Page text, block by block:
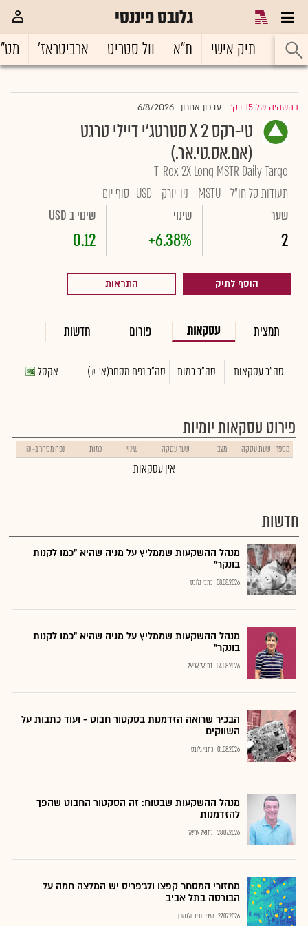
גלובס פיננסי
ראשי תיק אישי ת"א וול סטריט ארביטראז'
בהשהיה של 15 דק' |עדכון אחרון 6/8/2026
טי-רקס 2 X סטרטג'י דיילי טרגט
(אם.אס.טי.אר.)
T-Rex 2X Long MSTR Daily Targe
תעודות סל חו"ל MSTU ניו-יורק USD סוף יום
שער
2
שינוי
+6.38%
שינוי ב USD
0.12
הוסף לתיק התראות
תמצית עסקאות פורום חדשות
סה"כ עסקאות סה"כ כמות סה"כ נפח מסחר(א' ₪) אקסל
פירוט עסקאות יומיות
מספר שעת עסקה מצב שער עסקה שינוי כמות נפח מסחר ב- ₪
אין עסקאות
חדשות
מנהל ההשקעות שממליץ על מניה שהיא "כמו לקנות
בונקר"
08.08.2026 כתבי גלובס
מנהל ההשקעות שממליץ על מניה שהיא "כמו לקנות
בונקר"
04.08.2026 נתנאל אריאל
הבכיר שרואה הזדמנות בסקטור חבוט - ועוד כתבות על
השווקים
01.08.2026 כתבי גלובס
מנהל ההשקעות שבטוח: זה הסקטור החבוט שהפך
להזדמנות
28.07.2026 נתנאל אריאל
מחזורי המסחר קפצו ולג'פריס יש המלצה חמה על
הבורסה בתל אביב
27.07.2026 שירי חביב-ולדהורן